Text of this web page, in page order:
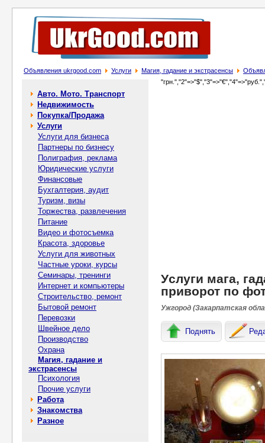
Объявления ukrgood.com Услуги Магия, гадание и экстрасенсы
Авто. Мото. Транспорт
Недвижимость
Покупка/Продажа
Услуги
Услуги для бизнеса
Партнеры по бизнесу
Полиграфия, реклама
Юридические услуги
Финансовые
Бухгалтерия, аудит
Туризм, визы
Торжества, развлечения
Питание
Видео и фотосъемка
Красота, здоровье
Услуги для животных
Частные уроки, курсы
Семинары, тренинги
Интернет и компьютеры
Строительство, ремонт
Бытовой ремонт
Перевозки
Швейное дело
Производство
Охрана
Магия, гадание и
экстрасенсы
Психология
Прочие услуги
Работа
Знакомства
Разное
Уcлуги мага,
пpивopот пo
Ужгород (Закарпатская
Поднять